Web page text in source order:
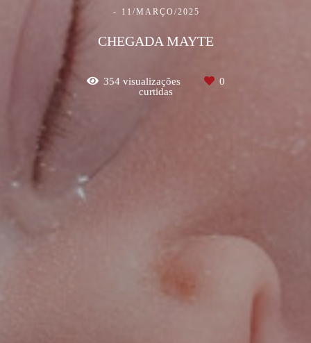
11/MARÇO/2025
CHEGADA MAYTE
354visualizações
0
curtidas